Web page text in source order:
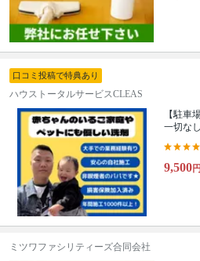
口コミ投稿で特典あり
ハウストータルサービスCLEAS
【駐車
一切な
9,500円
ミツワファシリティーズ合同会社